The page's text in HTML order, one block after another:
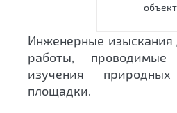
Инженерные изыскания
работы, проводимые
изучения
площадки.